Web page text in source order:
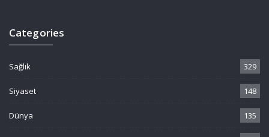
Categories
Sağlık 329
Siyaset 148
Dünya 135